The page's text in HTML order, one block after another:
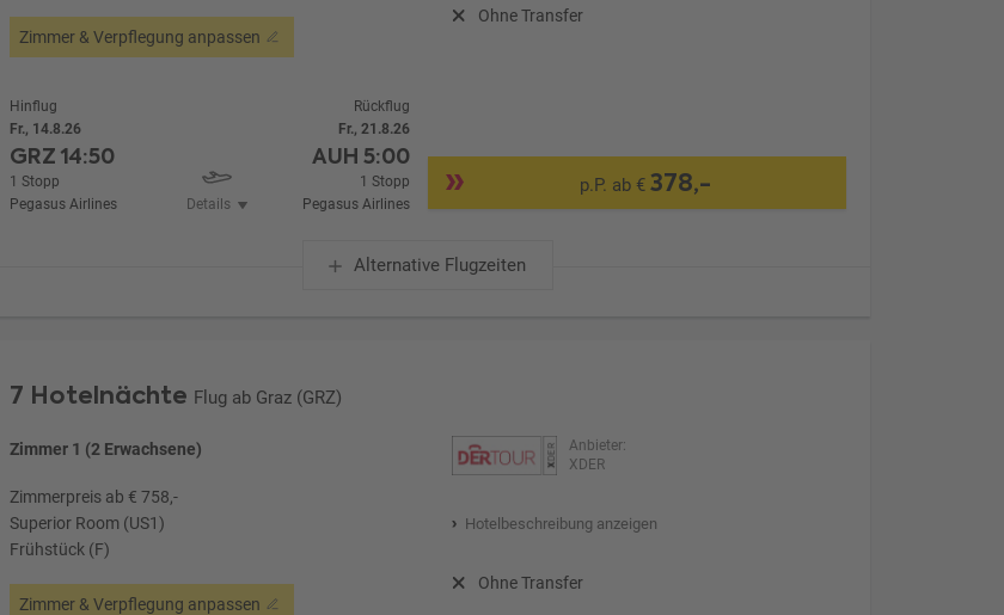
Zimmer & Verpflegung anpassen
Ohne Transfer
Hinflug
Fr., 14.8.26
GRZ14:50
1 Stopp
Pegasus Airlines
Details
Rückflug
Fr., 21.8.26
AUH5:00
1 Stopp
Pegasus Airlines
p.P. ab €378,-
Alternative Flugzeiten
7 Hotelnächte Flug ab Graz (GRZ)
Zimmer 1 (2 Erwachsene)
Zimmerpreis ab € 758,-
Superior Room (US1)
Frühstück (F)
Zimmer & Verpflegung anpassen
Anbieter:
XDER
Hotelbeschreibung anzeigen
Ohne Transfer